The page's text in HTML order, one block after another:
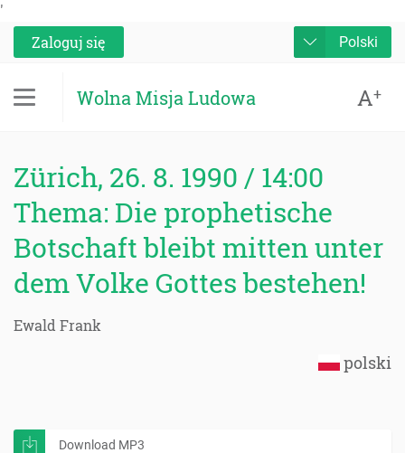
'
Zaloguj się
Polski
Wolna Misja Ludowa A+
Zürich, 26. 8. 1990 / 14:00
Thema: Die prophetische
Botschaft bleibt mitten unter
dem Volke Gottes bestehen!
Ewald Frank
polski
Download MP3